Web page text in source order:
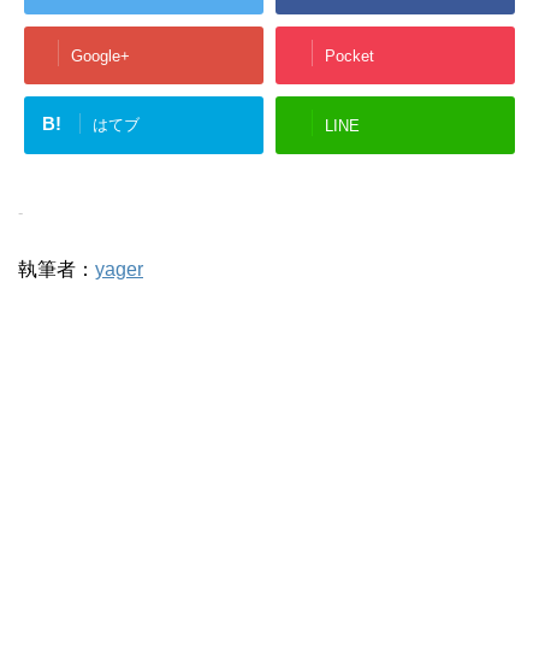
Google+ Pocket
B! はてブ LINE
-
執筆者： yager